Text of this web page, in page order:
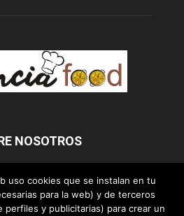
NOSOTROS
uso cookies que se instalan en tu
para la web) y de terceros
perfiles y publicitarias) para crear un